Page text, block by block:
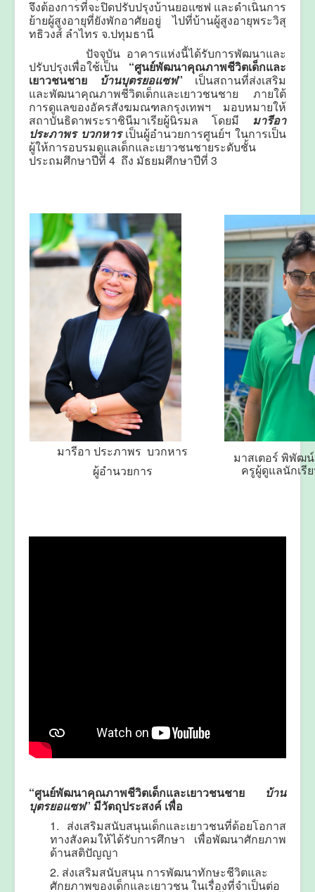
จึงต้องการที่จะปิดปรับปรุงบ้านยอแซฟ และดำเนินการ
ย้ายผู้สูงอายุที่ยังพักอาศัยอยู่ ไปที่บ้านผู้สูงอายุพระวิสุ
ทธิวงส์ ลำไทร จ.ปทุมธานี
ปัจจุบัน อาคารแห่งนี้ได้รับการพัฒนาและ
ปรับปรุงเพื่อใช้เป็น “ศูนย์พัฒนาคุณภาพชีวิตเด็กและ
เยาวชนชาย
บ้านบุตรยอแซฟ” เป็นสถานที่ส่งเสริม
และพัฒนาคุณภาพชีวิตเด็กและเยาวชนชาย ภายใต้
การดูแลของอัครสังฆมณฑลกรุงเทพฯ มอบหมายให้
สถาบันธิดาพระราชินีมาเรียผู้นิรมล โดยมี มารีอา
ประภาพร บวกหารเป็นผู้อำนวยการศูนย์ฯ ในการเป็น
ผู้ให้การอบรมดูแลเด็กและเยาวชนชายระดับชั้น
ประถมศึกษาปีที่ 4 ถึง มัธยมศึกษาปีที่ 3
มารีอา ประภาพร บวกหาร
ผู้อำนวยการ
มาสเตอร์ พิพัฒ
ครูผู้ดูแลนักเรี
“ศูนย์พัฒนาคุณภาพชีวิตเด็กและเยาวชนชาย บ้าน
บุตรยอแซฟ” มีวัตถุประสงค์ เพื่อ
1. ส่งเสริมสนับสนุนเด็กและเยาวชนที่ด้อยโอกาส
ทางสังคมให้ได้รับการศึกษา เพื่อพัฒนาศักยภาพ
ด้านสติปัญญา
2. ส่งเสริมสนับสนุน การพัฒนาทักษะชีวิตและ
ศักยภาพของเด็กและเยาวชน ในเรื่องที่จำเป็นต่อ